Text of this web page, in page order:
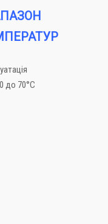
до 70°C